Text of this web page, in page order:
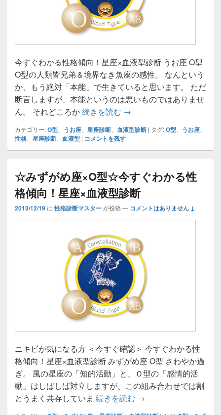
今すぐわかる性格傾向！星座×血液型診断 うお座 O型
O型の人類皆兄弟＆境界なき魚座の感性。 なんという
か、もう絶対「本能」で生きていると思います。 ただ
断言しますが、本能というのは悪いものではありませ
ん。 それどころか続きを読む ☆うお座×O型☆今すぐわ
→
カテゴリー:O型 うお座 星座診断 血液型診断 | タグ:O型 うお座
性格 星座診断 血液型 | コメントを残す
☆みずがめ座×O型☆今すぐわかる性
格傾向！星座×血液型診断
2013/12/19 に 性格診断マスターが投稿 — コメントはありません ↓
ニキビが気になる方 ＜今すぐ確認＞ 今すぐわかる性
格傾向！星座×血液型診断 みずがめ座 O型 さわやか過
ぎ。 風の星座の「知的活動」と、Ｏ型の「感情的活
動」はしばしば対立しますが、この組み合わせでは割
とうまく共存していま 続きを読む ☆みずがめ座×O型☆今
→